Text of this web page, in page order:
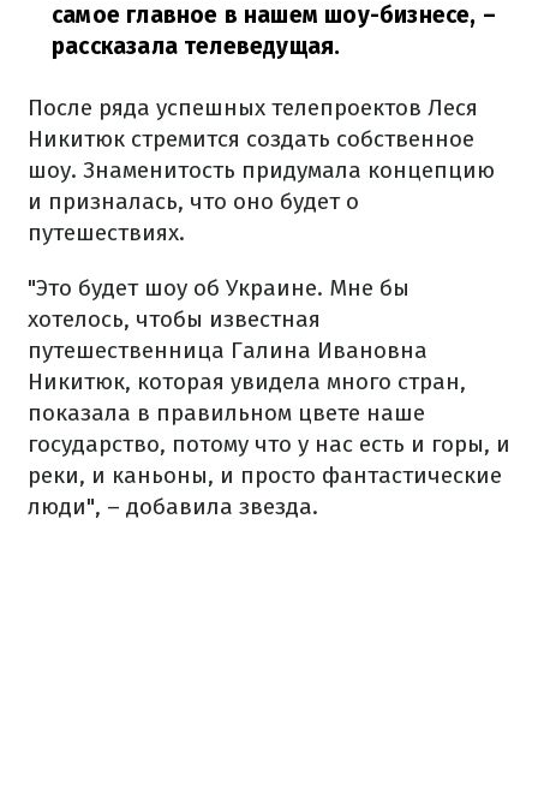
самое главное в нашем шоу-бизнесе, –
рассказала телеведущая.
После ряда успешных телепроектов Леся
Никитюк стремится создать собственное
шоу. Знаменитость придумала концепцию
и призналась, что оно будет о
путешествиях.
"Это будет шоу об Украине. Мне бы
хотелось, чтобы известная
путешественница Галина Ивановна
Никитюк, которая увидела много стран,
показала в правильном цвете наше
государство, потому что у нас есть и горы, и
реки, и каньоны, и просто фантастические
люди", – добавила звезда.